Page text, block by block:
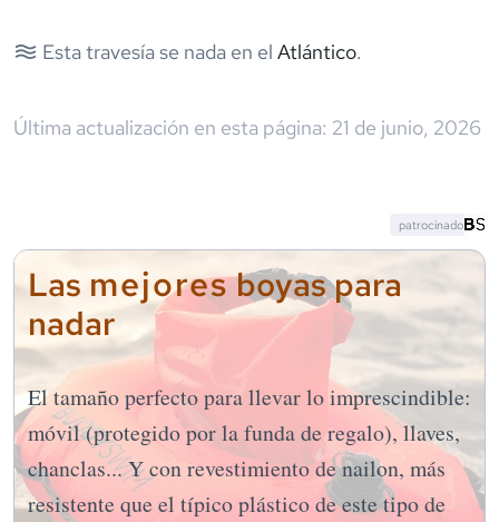
Esta travesía se nada en el Atlántico.
Última actualización en esta página: 21 de junio, 2026
Las mejoresboyas para
nadar
El tamaño perfecto para llevar lo imprescindible:
móvil (protegido por la funda de regalo), llaves,
chanclas... Y con revestimiento de nailon, más
resistente que el típico plástico de este tipo de
patrocinado